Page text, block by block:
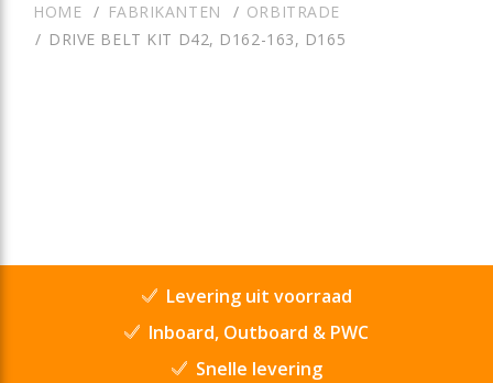
HOME FABRIKANTEN
ORBITRADE
DRIVE BELT KIT D42, D162-163, D165
Levering uit voorraad
Inboard, Outboard & PWC
Snelle levering